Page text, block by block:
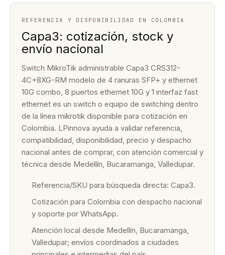
REFERENCIA Y DISPONIBILIDAD EN COLOMBIA
Capa3: cotización, stock y
envío nacional
Switch MikroTik administrable Capa3 CRS312-
4C+8XG-RM modelo de 4 ranuras SFP+ y ethernet
10G combo, 8 puertos ethernet 10G y 1 interfaz fast
ethernet es un switch o equipo de switching dentro
de la línea mikrotik disponible para cotización en
Colombia. LPinnova ayuda a validar referencia,
compatibilidad, disponibilidad, precio y despacho
nacional antes de comprar, con atención comercial y
técnica desde Medellín, Bucaramanga, Valledupar.
Referencia/SKU para búsqueda directa: Capa3.
Cotización para Colombia con despacho nacional
y soporte por WhatsApp.
Atención local desde Medellín, Bucaramanga,
Valledupar; envíos coordinados a ciudades